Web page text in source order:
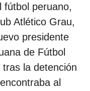
fútbol peruano,
Atlético Grau,
presidente
de Fútbol
la detención
al